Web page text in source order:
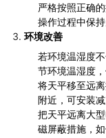
严格按照正确
操作过程中保
环境改善
若环境温湿度
节环境温湿度
将天平移至远
附近，可安装
把天平远离大
磁屏蔽措施，